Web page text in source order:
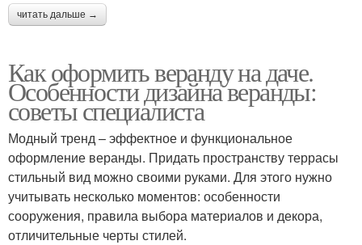
читать дальше →
Как оформить веранду на даче.
Особенности дизайна веранды:
советы специалиста
Модный тренд – эффектное и функциональное
оформление веранды. Придать пространству террасы
стильный вид можно своими руками. Для этого нужно
учитывать несколько моментов: особенности
сооружения, правила выбора материалов и декора,
отличительные черты стилей.